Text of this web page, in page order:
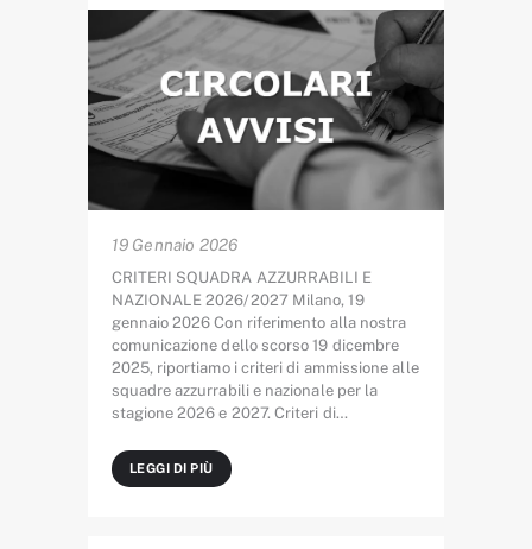
19 Gennaio 2026
CRITERI SQUADRA AZZURRABILI E
NAZIONALE 2026/2027 Milano, 19
gennaio 2026 Con riferimento alla nostra
comunicazione dello scorso 19 dicembre
2025, riportiamo i criteri di ammissione alle
squadre azzurrabili e nazionale per la
stagione 2026 e 2027. Criteri di…
LEGGI DI PIÙ